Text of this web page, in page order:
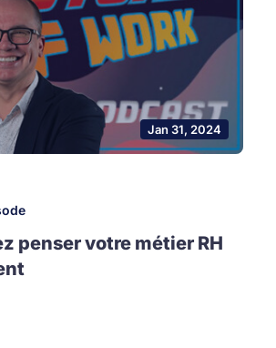
Jan 31, 2024
penser votre métier RH